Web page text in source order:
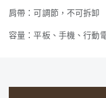
肩帶：可調節，不可拆卸
容量：平板、手機、行動